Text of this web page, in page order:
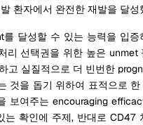
환자에서 완전한 재발을 달성
달성할 수 있는 능력을 입증
리 선택권을 위한 높은 unmet
고 실질적으로 더 빈번한
것을 돕기 위하여 표적으로 한
보여주는 encouraging
는 확인에 주제, 반대로 CD47